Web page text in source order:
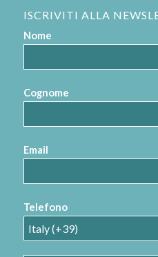
ISCRIVITI ALLA
Nome
Cognome
Email
Telefono